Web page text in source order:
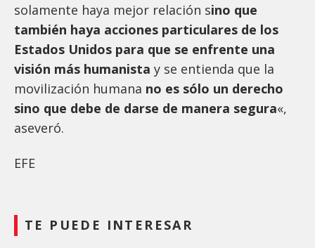
solamente haya mejor relación sino que
también haya acciones particulares de los
Estados Unidos para que se enfrente una
visión más humanista y se entienda que la
movilización humana no es sólo un derecho
sino que debe de darse de manera segura«,
aseveró.
EFE
TE PUEDE INTERESAR